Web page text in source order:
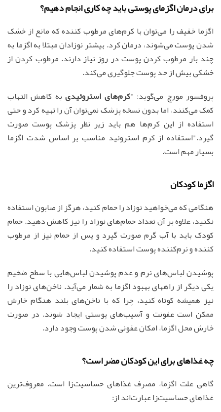
برای درمان اگزمای پوستی باید چه کاری انجام دهیم؟
اگزما خفیف را می‌توان با کرم‌های مرطوب کننده که مانع از خشک
شدن پوست می‌شوند، درمان کرد. بیشتر نوزادان مبتلا به اگزما به
چند بار مرطوب کردن پوست در روز نیاز دارند. مرطوب کردن از
خشکی بیش از حد پوست جلوگیری می‌کند.
پروفسور مورچ می‌گوید: "کرم‌های استروئیدیبه کاهش التهاب
کمک می‌کنند، اما بدون نسخه پزشک نمی‌توان آن را تهیه کرد و حتی
استفاده از این کرم‌ها هم باید زیر نظر پزشک پوست صورت
گیرد."استفاده از کرم استروئید مناسب بر اساس شدت اگزما
بسیار مهم است.
اگزما کودکان
هنگامی که می‌خواهید نوزاد را حمام کنید، هرگز از صابون استفاده
نکنید، علاوه بر آن تعداد حمام‌های نوزاد را نیز کاهش دهید. حمام
کودک باید با آب گرم صورت گیرد و پس از حمام نیز از مرطوب
کننده و نرم‌کننده پوست استفاده کنید.
پوشیدن لباس‌های نرم و عدم پوشیدن لباس‌هایی با سطح ضخیم
یکی دیگر از راههای بهبود اگزما به شمار می‌آید. ناخن‌های نوزاد را
نیز همیشه کوتاه کنید، چرا که با ناخن‌های بلند هنگام خارش
ممکن است عفونت و آسیب‌های پوستی ایجاد شوند. در صورت
خارش محل اگزما، امکان عفونی شدن پوست وجود دارد.
چه غذاهای برای این کودکان مضر است؟
گاهی علت اگزما، مصرف غذاهای حساسیت‌زا است. معروف‌ترین
غذاهای حساسیت‌‌زا عبارت‌اند از: